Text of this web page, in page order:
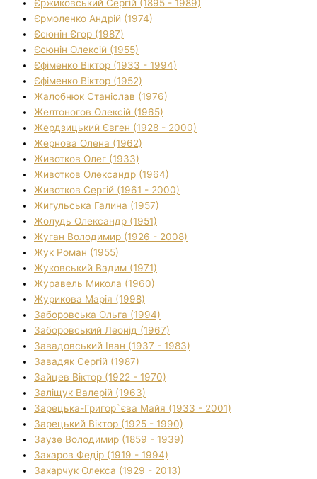
Єржиковський Сергій (1895 - 1989)
Єрмоленко Андрій (1974)
Єсюнін Єгор (1987)
Єсюнін Олексій (1955)
Єфіменко Віктор (1933 - 1994)
Єфіменко Віктор (1952)
Жалобнюк Станіслав (1976)
Желтоногов Олексій (1965)
Жердзицький Євген (1928 - 2000)
Жернова Олена (1962)
Животков Олег (1933)
Животков Олександр (1964)
Животков Сергій (1961 - 2000)
Жигульська Галина (1957)
Жолудь Олександр (1951)
Жуган Володимир (1926 - 2008)
Жук Роман (1955)
Жуковський Вадим (1971)
Журавель Микола (1960)
Журикова Марія (1998)
Заборовська Ольга (1994)
Заборовський Леонід (1967)
Завадовський Іван (1937 - 1983)
Завадяк Сергій (1987)
Зайцев Віктор (1922 - 1970)
Заліщук Валерій (1963)
Зарецька-Григор`єва Майя (1933 - 2001)
Зарецький Віктор (1925 - 1990)
Заузе Володимир (1859 - 1939)
Захаров Федір (1919 - 1994)
Захарчук Олекса (1929 - 2013)